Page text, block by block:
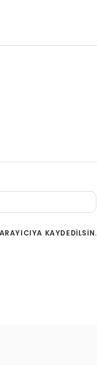
KAYDEDILSIN.